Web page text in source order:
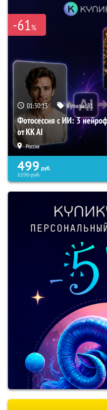
-61%
01:30:12 Купили:81
Фотосессия с ИИ: 3
от KK AI
Россия
499 руб.
1290руб.